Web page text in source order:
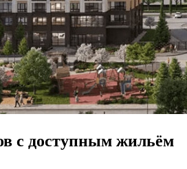
с доступным жильём